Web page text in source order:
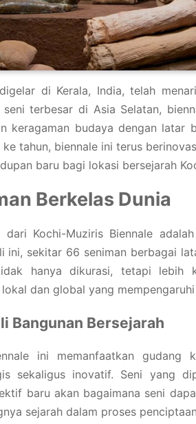
di Kerala, India, telah
terbesar di Asia Selatan,
keragaman budaya dengan latar
tahun, biennale ini terus
baru bagi lokasi bersejarah
Berkelas Dunia
Kochi-Muziris Biennale
ini, sekitar 66 seniman berbagai
hanya dikurasi, tetapi lebih
dan global yang
Bangunan Bersejarah
ini memanfaatkan gudang
sekaligus inovatif. Seni yang
baru akan bagaimana seni
sejarah dalam proses